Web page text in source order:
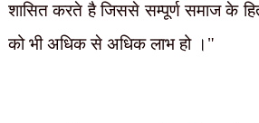
शासित करते है जिससे सम्पूर्ण समाज के
को भी अधिक से अधिक लाभ हो ।"